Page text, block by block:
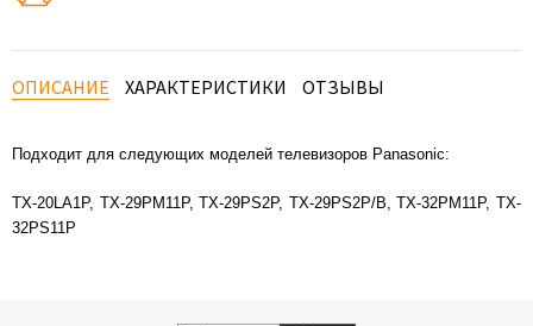
ОПИСАНИЕ ХАРАКТЕРИСТИКИ ОТЗЫВЫ
Подходит для следующих моделей телевизоров Panasonic:
TX-20LA1P, TX-29PM11P, TX-29PS2P, TX-29PS2P/B, TX-32PM11P, TX-
32PS11P